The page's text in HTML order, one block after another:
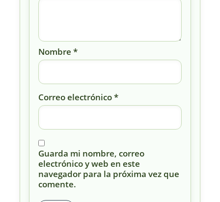
Nombre *
Correo electrónico*
Guarda mi nombre, correo
electrónico y web en este
navegador para la próxima vez que
comente.